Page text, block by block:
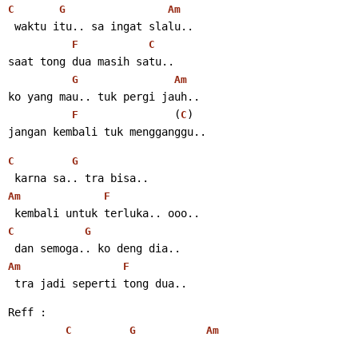
C G Am
waktu itu.. sa ingat slalu..
F C
saat tong dua masih satu..
G Am
ko yang mau.. tuk pergi jauh..
F
               (
C )
jangan kembali tuk mengganggu..
C G
karna sa.. tra bisa..
Am F
kembali untuk terluka.. ooo..
C G
dan semoga.. ko deng dia..
Am F
tra jadi seperti tong dua..
Reff :
C G Am